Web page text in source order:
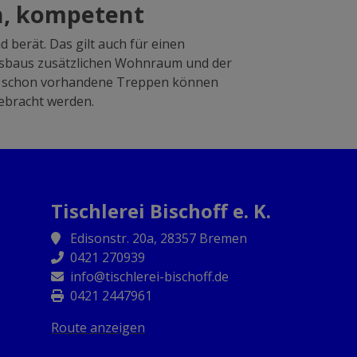
kompetent
berät. Das gilt auch für einen
zusätzlichen Wohnraum und der
vorhandene Treppen können
werden.
Tischlerei Bischoff e. K.
Edisonstr. 20a, 28357 Bremen
0421 270939
info@tischlerei-bischoff.de
0421 2447961
Route anzeigen